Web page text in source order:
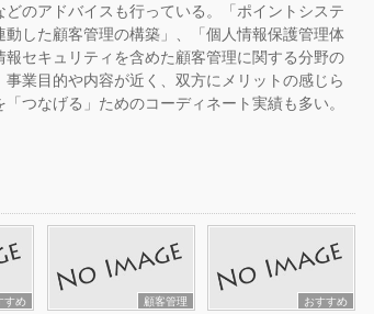
どのアドバイスも行っている。「ポイントシステ
動した顧客管理の構築」、「個人情報保護管理体
報セキュリティを含めた顧客管理に関する分野の
事業目的や内容が近く、双方にメリットの感じら
つなげる」ためのコーディネート実績も多い。
すめ
顧客管理
おすすめ